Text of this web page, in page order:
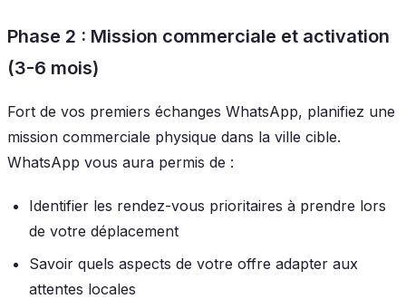
Phase 2 : Mission commerciale et activation
(3-6 mois)
Fort de vos premiers échanges WhatsApp, planifiez une
mission commerciale physique dans la ville cible.
WhatsApp vous aura permis de :
Identifier les rendez-vous prioritaires à prendre lors
de votre déplacement
Savoir quels aspects de votre offre adapter aux
attentes locales